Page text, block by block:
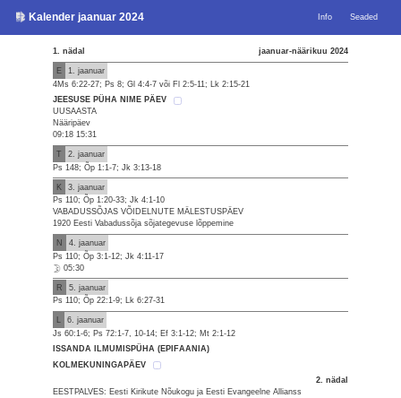
Kalender jaanuar 2024 Info Seaded
1. nädal jaanuar-näärikuu 2024
E
1. jaanuar
4Ms 6:22-27; Ps 8; Gl 4:4-7 või Fl 2:5-11; Lk 2:15-21
JEESUSE PÜHA NIME PÄEV
UUSAASTA
Nääripäev
09:18 15:31
T
2. jaanuar
Ps 148; Õp 1:1-7; Jk 3:13-18
K
3. jaanuar
Ps 110; Õp 1:20-33; Jk 4:1-10
VABADUSSÕJAS VÕIDELNUTE MÄLESTUSPÄEV
1920 Eesti Vabadussõja sõjategevuse lõppemine
N
4. jaanuar
Ps 110; Õp 3:1-12; Jk 4:11-17
05:30
R
5. jaanuar
Ps 110; Õp 22:1-9; Lk 6:27-31
6. jaanuar
Js 60:1-6; Ps 72:1-7, 10-14; Ef 3:1-12; Mt 2:1-12
ISSANDA ILMUMISPÜHA (EPIFAANIA)
KOLMEKUNINGAPÄEV
2. nädal
EESTPALVES: Eesti Kirikute Nõukogu ja Eesti Evangeelne Allianss